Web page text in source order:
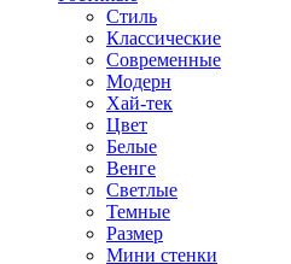
Стиль
Классические
Современные
Модерн
Хай-тек
Цвет
Белые
Венге
Светлые
Темные
Размер
Мини стенки